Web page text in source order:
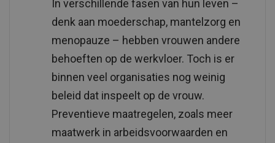
In verschillende fasen van hun leven –
denk aan moederschap, mantelzorg en
menopauze – hebben vrouwen andere
behoeften op de werkvloer. Toch is er
binnen veel organisaties nog weinig
beleid dat inspeelt op de vrouw.
Preventieve maatregelen, zoals meer
maatwerk in arbeidsvoorwaarden en